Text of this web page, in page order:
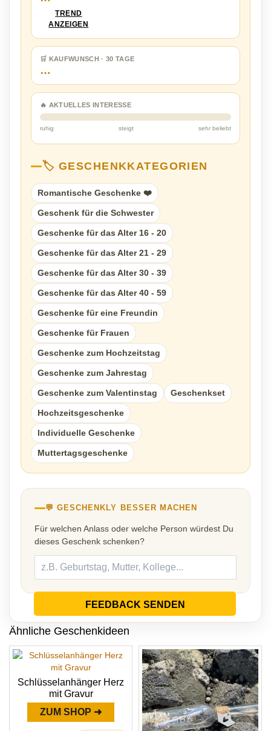
TREND
ANZEIGEN
🛒 KAUFWUNSCH · 30 TAGE
…
🔥 AKTUELLES INTERESSE
ruhig steigt sehr beliebt
🏷️ GESCHENKKATEGORIEN
Romantische Geschenke ❤️
Geschenk für die Schwester
Geschenke für das Alter 16 - 20
Geschenke für das Alter 21 - 29
Geschenke für das Alter 30 - 39
Geschenke für das Alter 40 - 59
Geschenke für eine Freundin
Geschenke für Frauen
Geschenke zum Hochzeitstag
Geschenke zum Jahrestag
Geschenke zum Valentinstag Geschenkset
Hochzeitsgeschenke
Individuelle Geschenke
Muttertagsgeschenke
💬 GESCHENKLY BESSER MACHEN
Für welchen Anlass oder welche Person würdest Du
dieses Geschenk schenken?
FEEDBACK SENDEN
Ähnliche Geschenkideen
Schlüsselanhänger Herz
mit Gravur
ZUM SHOP ➜